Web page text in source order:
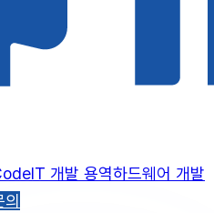
IT 개발 용역하드웨어 개발